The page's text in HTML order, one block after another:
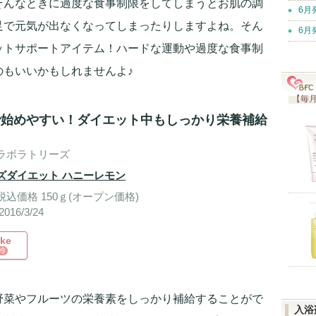
なときに過度な食事制限をしてしまうとお肌の調
元気が出なくなってしまったりしますよね。そん
サポートアイテム！ハードな運動や過度な食事制
いいかもしれませんよ♪
めやすい！ダイエット中もしっかり栄養補給
ボラトリーズ
ダイエット ハニーレモン
込価格 150ｇ(オープン価格)
3/24
やフルーツの栄養素をしっかり補給することがで
6月
6月
【毎
入